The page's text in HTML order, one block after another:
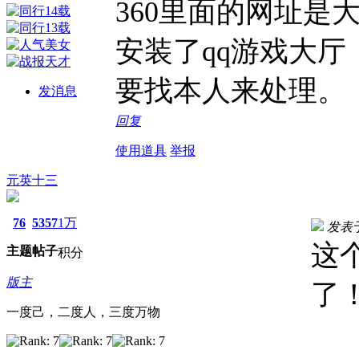
发消息
360里面的网址是
安装了qq游戏大
要找本人来处理。
回复
使用道具 举报
元英十三
76
主题
5357
帖子
1万
积分
版主
一度己，二度人，三度万物
发表
这
了